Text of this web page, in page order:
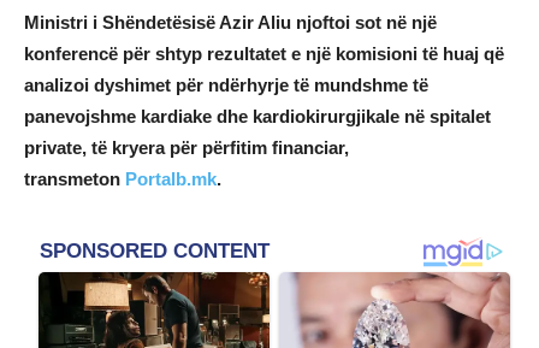
Ministri i Shëndetësisë Azir Aliu njoftoi sot në një
konferencë për shtyp rezultatet e një komisioni të huaj që
analizoi dyshimet për ndërhyrje të mundshme të
panevojshme kardiake dhe kardiokirurgjikale në spitalet
private, të kryera për përfitim financiar,
transmeton Portalb.mk.